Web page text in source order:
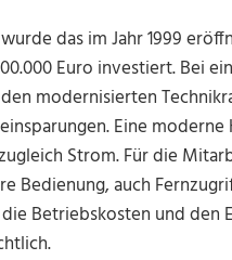
das im Jahr 1999
Euro investiert. Bei
modernisierten
Eine
Strom. Für die
Bedienung, auch
Betriebskosten und den